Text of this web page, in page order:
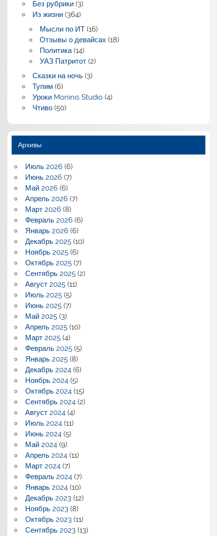
Без рубрики(3)
Из жизни(364)
Мысли по ИТ(16)
Отзывы о девайсах (18)
Политика(14)
УАЗ Патритот(2)
Сказки на ночь(3)
Тупим(6)
Уроки Moninis Studio(4)
Чтиво(50)
Архивы
Июль 2026(6)
Июнь 2026(7)
Май 2026(6)
Апрель 2026(7)
Март 2026(8)
Февраль 2026(6)
Январь 2026(6)
Декабрь 2025(10)
Ноябрь 2025(6)
Октябрь 2025(7)
Сентябрь 2025(2)
Август 2025(11)
Июль 2025(5)
Июнь 2025(7)
Май 2025(3)
Апрель 2025(10)
Март 2025(4)
Февраль 2025(5)
Январь 2025(8)
Декабрь 2024(6)
Ноябрь 2024(5)
Октябрь 2024(15)
Сентябрь 2024(2)
Август 2024(4)
Июль 2024(11)
Июнь 2024(5)
Май 2024(9)
Апрель 2024(11)
Март 2024(7)
Февраль 2024(7)
Январь 2024(10)
Декабрь 2023(12)
Ноябрь 2023(8)
Октябрь 2023(11)
Сентябрь 2023(13)